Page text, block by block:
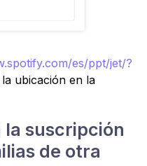
es/ppt/jet/?
la ubicación en la
la suscripción
de otra